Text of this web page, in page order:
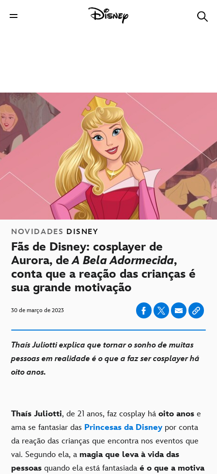
NOVIDADES DISNEY
Fãs de Disney: cosplayer de
Aurora, deA Bela Adormecida,
conta que a reação das crianças é
sua grande motivação
30 de março de 2023
Thaís Juliotti explica que tornar o sonho de muitas
pessoas em realidade é o que a faz ser cosplayer há
oito anos.
Thaís Juliotti, de 21 anos, faz cosplay há oito anos e
ama se fantasiar das Princesas da Disney por conta
da reação das crianças que encontra nos eventos que
vai. Segundo ela, a magia que leva à vida das
pessoas quando ela está fantasiada é o que a motiva